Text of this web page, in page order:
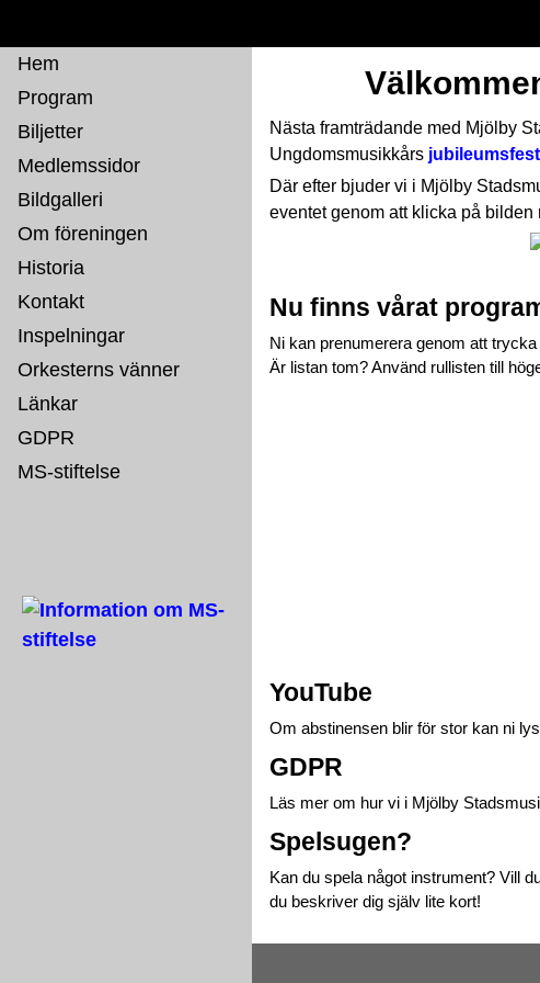
Hem
Program
Biljetter
Medlemssidor
Bildgalleri
Om föreningen
Historia
Kontakt
Inspelningar
Orkesterns vänner
Länkar
GDPR
MS-stiftelse
Nästa framträdande med Mjölby
Ungdomsmusikkårs
Där efter bjuder vi i Mjölby
eventet genom att klicka på bilden
Nu finns vårat
Ni kan prenumerera genom att
Är listan tom? Använd rullisten till
YouTube
Om abstinensen blir för stor kan ni
GDPR
Läs mer om hur vi i Mjölby
Spelsugen?
Kan du spela något instrument? Vill
du beskriver dig själv lite kort!